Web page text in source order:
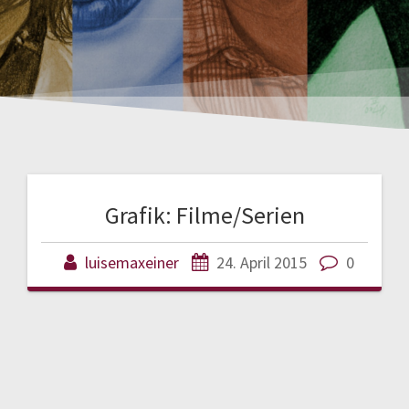
Grafik: Filme/Serien
luisemaxeiner 24. April 2015 0